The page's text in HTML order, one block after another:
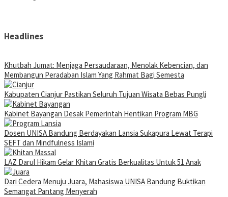
Headlines
Khutbah Jumat: Menjaga Persaudaraan, Menolak Kebencian, dan
Membangun Peradaban Islam Yang Rahmat Bagi Semesta
Kabupaten Cianjur Pastikan Seluruh Tujuan Wisata Bebas Pungli
Kabinet Bayangan Desak Pemerintah Hentikan Program MBG
Dosen UNISA Bandung Berdayakan Lansia Sukapura Lewat Terapi
SEFT dan Mindfulness Islami
LAZ Darul Hikam Gelar Khitan Gratis Berkualitas Untuk 51 Anak
Dari Cedera Menuju Juara, Mahasiswa UNISA Bandung Buktikan
Semangat Pantang Menyerah